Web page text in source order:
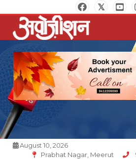
to
content
Opposition
August 10, 2026
Prabhat Nagar, Meerut